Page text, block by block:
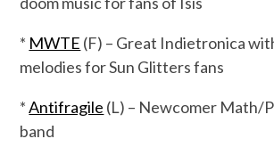
* MWTE (F) – Great Indietronica
melodies for Sun Glitters fans
*Antifragile (L) – Newcomer Math/
band